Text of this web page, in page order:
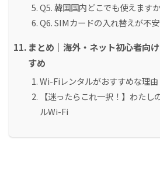
Q5. 韓国国内どこでも使えます
Q6. SIMカードの入れ替えが不
まとめ｜海外・ネット初心者向
すめ
Wi-Fiレンタルがおすすめな理由
【迷ったらこれ一択！】わた
ルWi-Fi